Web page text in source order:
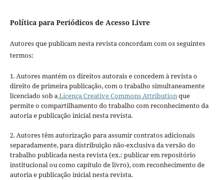
Política para Periódicos de Acesso Livre
Autores que publicam nesta revista concordam com os seguintes
termos:
1. Autores mantém os direitos autorais e concedem à revista o
direito de primeira publicação, com o trabalho simultaneamente
licenciado sob aLicença Creative Commons Attributionque
permite o compartilhamento do trabalho com reconhecimento da
autoria e publicação inicial nesta revista.
2. Autores têm autorização para assumir contratos adicionais
separadamente, para distribuição não-exclusiva da versão do
trabalho publicada nesta revista (ex.: publicar em repositório
institucional ou como capítulo de livro), com reconhecimento de
autoria e publicação inicial nesta revista.